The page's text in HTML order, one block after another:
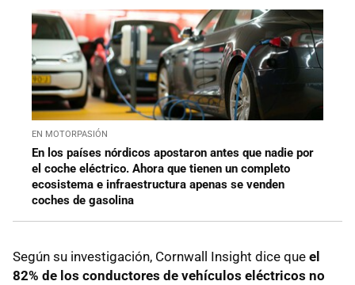
EN MOTORPASIÓN
En los países nórdicos apostaron antes que nadie por
el coche eléctrico. Ahora que tienen un completo
ecosistema e infraestructura apenas se venden
coches de gasolina
Según su investigación, Cornwall Insight dice que el
82% de los conductores de vehículos eléctricos no